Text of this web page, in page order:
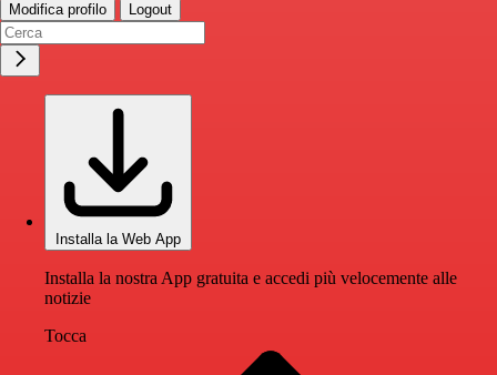
Modifica profilo Logout
Installa la Web App
Installa la nostra App gratuita e accedi più velocemente alle
notizie
Tocca